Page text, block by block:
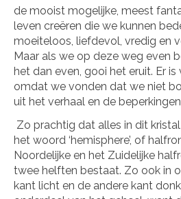
de mooist mogelijke, meest
leven creëren die we kunnen
moeiteloos, liefdevol, vredig en
Maar als we op deze weg even
het dan even, gooi het eruit. Er
omdat we vonden dat we niet
uit het verhaal en de
Zo prachtig dat alles in dit
het woord ‘hemisphere’, of
Noordelijke en het Zuidelijke
twee helften bestaat. Zo ook in
kant licht en de andere kant